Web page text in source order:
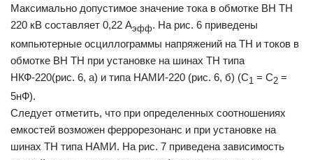
Максимально допустимое значение тока в обмотке ВН ТН
220 кВ составляет 0,22 Аэфф. На рис. 6 приведены
компьютерные осциллограммы напряжений на ТН и токов в
обмотке ВН ТН при установке на шинах ТН типа
НКФ-220(рис. 6, а) и типа НАМИ-220 (рис. 6, б) (С1 = С2 =
5нФ).
Следует отметить, что при определенных соотношениях
емкостей возможен феррорезонанс и при установке на
шинах ТН типа НАМИ. На рис. 7 приведена зависимость